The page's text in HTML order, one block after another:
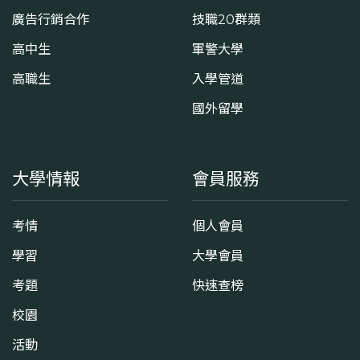
廣告行銷合作
高中生
高職生
技職20群類
軍警大學
入學管道
國外留學
大學情報
考情
學習
考題
校園
活動
會員服務
個人會員
大學會員
快速查榜